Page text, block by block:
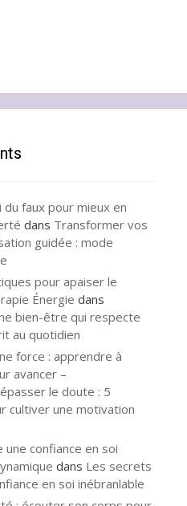
faux pour mieux en
dans Transformer vos
guidée : mode
pour apaiser le
Énergie dans
bien-être qui respecte
au quotidien
force : apprendre à
avancer –
le doute : 5
cultiver une motivation
confiance en soi
dans Les secrets
en soi inébranlable